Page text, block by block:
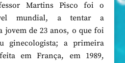
Martins Pisco foi o
mundial, a tentar a
jovem de 23 anos, o que foi
ginecologista; a primeira
em França, em 1989,